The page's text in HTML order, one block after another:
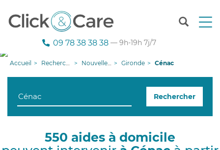
T
n
g
09 78 38 38 38 — 9h-19h 7j/7
Accueil Recherche aide à domicile Nouvelle-Aquitaine Gironde Cénac
Rechercher
550 aides à domicile